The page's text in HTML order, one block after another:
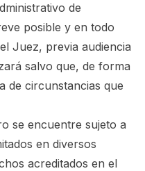
de
posible y en todo
Juez, previa audiencia
salvo que, de forma
de circunstancias que
se encuentre sujeto a
en diversos
acreditados en el